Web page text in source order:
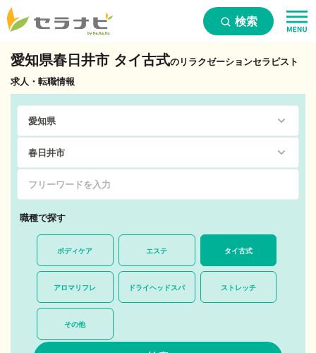
検索
愛知県春日井市 タイ古式のリラクゼーションセラピスト
求人・転職情報
職種で探す
ボディケア エステ タイ古式
アロマリフレ ドライヘッドスパ ストレッチ
その他